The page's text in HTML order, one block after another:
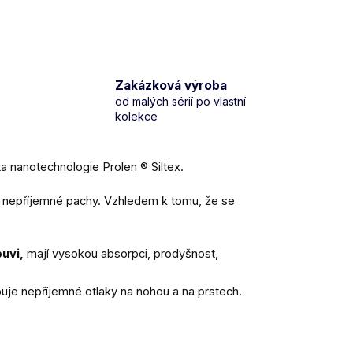
Zakázková výroba
od malých sérií po vlastní
kolekce
nanotechnologie Prolen ® Siltex.
pachy. Vzhledem k tomu, že se
mají vysokou absorpci, prodyšnost,
nepříjemné otlaky na nohou a na prstech.